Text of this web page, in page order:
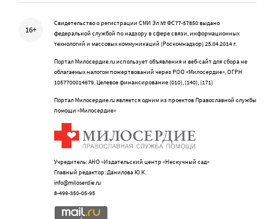
16+
Свидетельство о регистрации СМИ Эл № ФС77-57850 выдано
федеральной службой по надзору в сфере связи, информационных
технологий и массовых коммуникаций (Роскомнадзор) 25.04.2014 г.
Портал Милосердие.ru использует объявления и веб-сайт для сбора не
облагаемых налогом пожертвований через РОО «Милосердие», ОГРН
1057700014679, Целевое финансирование (010), (140), (171)
Портал Милосердие.ru является одним из проектов Православной службы
помощи «Милосердие»
Учредитель: АНО «Издательский центр «Нескучный сад»
Главный редактор: Данилова Ю.К.
info@miloserdie.ru
8-499-350-05-95